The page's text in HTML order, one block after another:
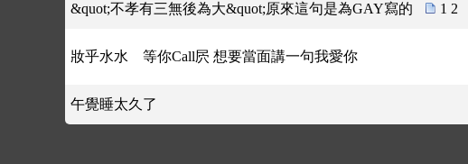
&quot;不孝有三無後為大&quot;原來這句是為GAY寫的 1 2
妝乎水水 等你Call屄 想要當面講一句我愛你
午覺睡太久了